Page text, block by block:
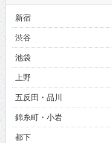
新宿
渋谷
池袋
上野
五反田・品川
錦糸町・小岩
都下